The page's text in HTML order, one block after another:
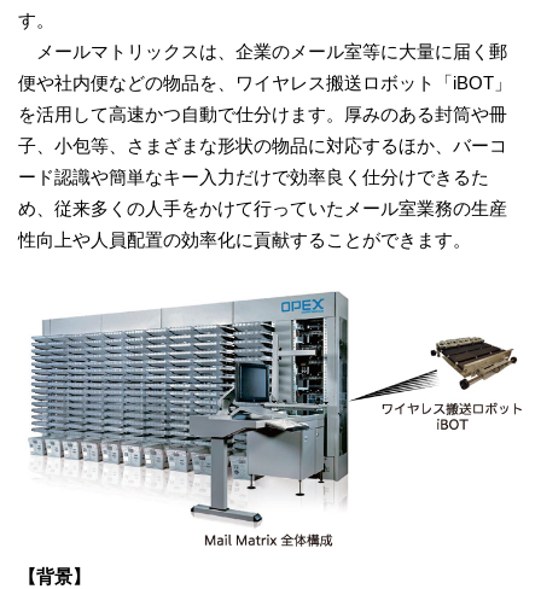
す。
メールマトリックスは、企業のメール室等に大量に届く郵
便や社内便などの物品を、ワイヤレス搬送ロボット「iBOT」
を活用して高速かつ自動で仕分けます。厚みのある封筒や冊
子、小包等、さまざまな形状の物品に対応するほか、バーコ
ード認識や簡単なキー入力だけで効率良く仕分けできるた
め、従来多くの人手をかけて行っていたメール室業務の生産
性向上や人員配置の効率化に貢献することができます。
【背景】